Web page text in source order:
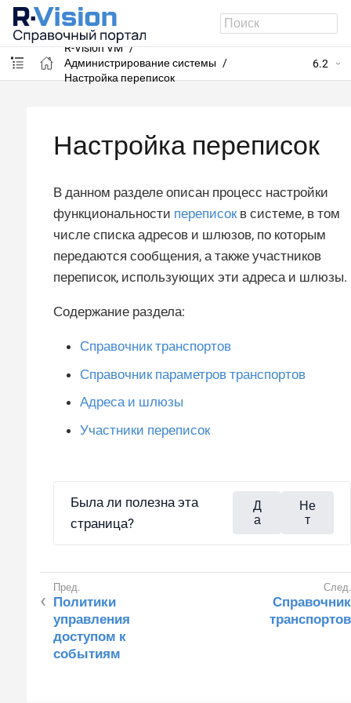
R-Vision VM
Администрирование системы
Настройка переписок
6.2
Настройка переписок
В данном разделе описан процесс настройки
функциональности переписокв системе, в том
числе списка адресов и шлюзов, по которым
передаются сообщения, а также участников
переписок, использующих эти адреса и шлюзы.
Содержание раздела:
Справочник транспортов
Справочник параметров транспортов
Адреса и шлюзы
Участники переписок
Была ли полезна эта
страница?
Д
а
Не
т
Политики
управления
доступом к
событиям
Справочник
транспортов